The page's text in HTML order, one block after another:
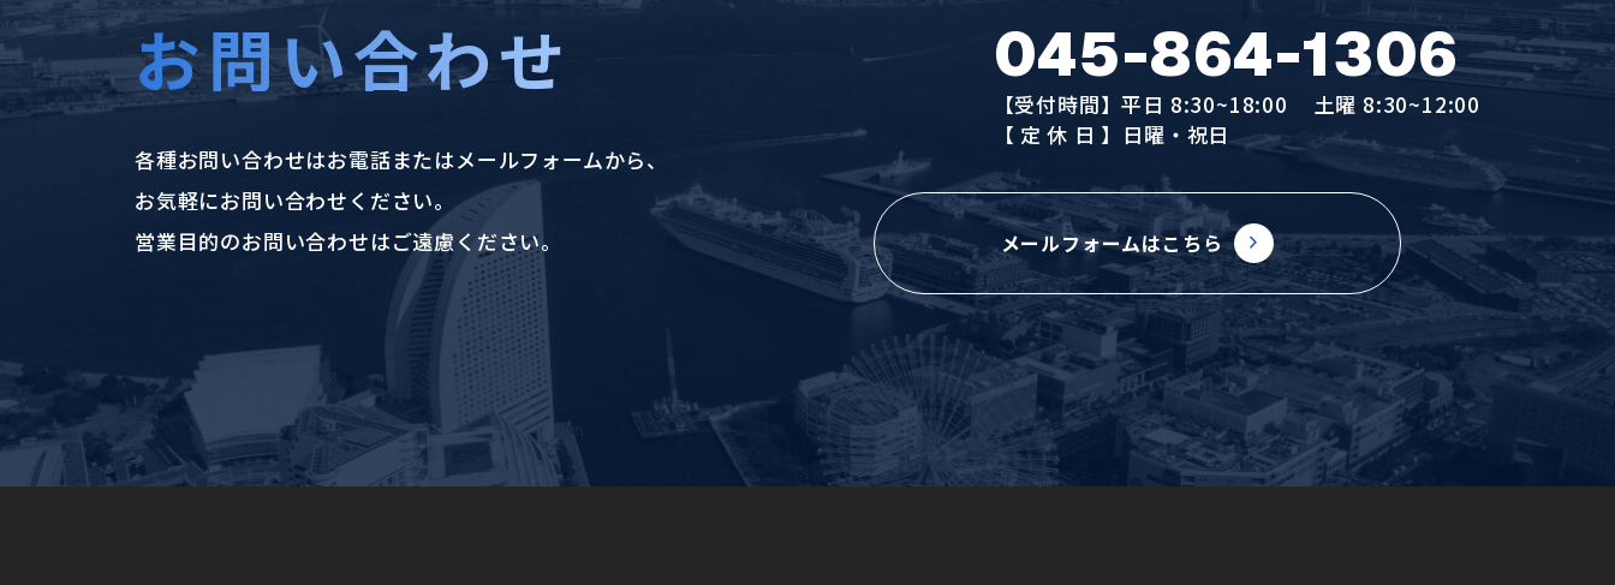
お問い合わせ
各種お問い合わせはお電話またはメールフォームから、
お気軽にお問い合わせください。
営業目的のお問い合わせはご遠慮ください。
045-864-1306
【受付時間】平日 8:30~18:00
土曜 8:30~12:00
【定休日 】日曜・祝日
メールフォームはこちら